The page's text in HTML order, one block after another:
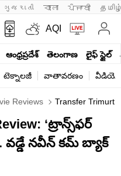
ગુજરાતી বাংলা ਪੰਜਾਬੀ
AQI
ఆంధ్రప్రదేశ్ తెలంగాణ లైఫ్ స్టైల్
టెక్నాలజీ వాతావరణం
Reviews Transfer
‘ట్రాన్స్‌ఫర్
వడ్డే నవీన్ కమ్ బ్యాక్